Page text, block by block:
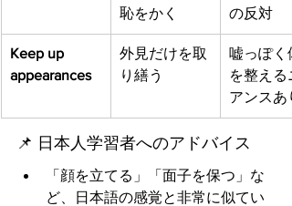
恥をかく
の反対
Keep up
appearances
外見だけを取
り繕う
嘘っぽく
を整える
アンスあ
📌 日本人学習者へのアドバイス
「顔を立てる」「面子を保つ」な
ど、日本語の感覚と非常に似てい